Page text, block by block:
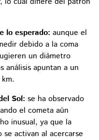
lo esperado: aunque el
debido a la coma
un diámetro
análisis apuntan a un
Sol: se ha observado
el cometa aún
inusual, ya que la
se activan al acercarse